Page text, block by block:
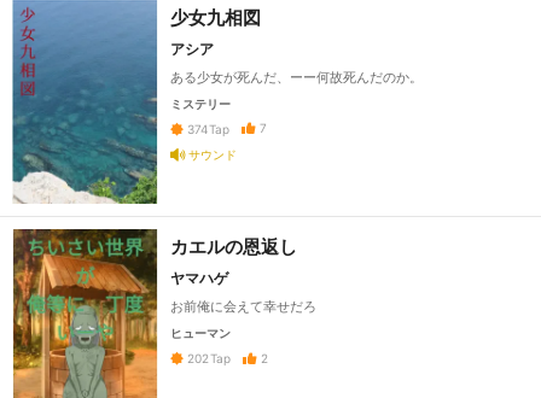
少女九相図
アシア
ある少女が死んだ、ーー何故死んだのか。
ミステリー
374Tap
7
サウンド
カエルの恩返し
ヤマハゲ
お前俺に会えて幸せだろ
ヒューマン
202 Tap 2